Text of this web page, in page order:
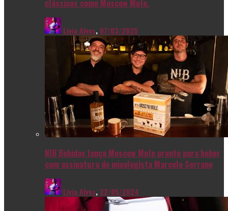
clássicos como Moscow Mule.
Livia Alves, 07/03/2025
NIB Bebidas lança Moscow Mule pronto para beber
com assinatura do mixologista Marcelo Serrano
Livia Alves, 22/05/2024